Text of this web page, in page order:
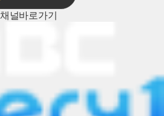
채널바로가기